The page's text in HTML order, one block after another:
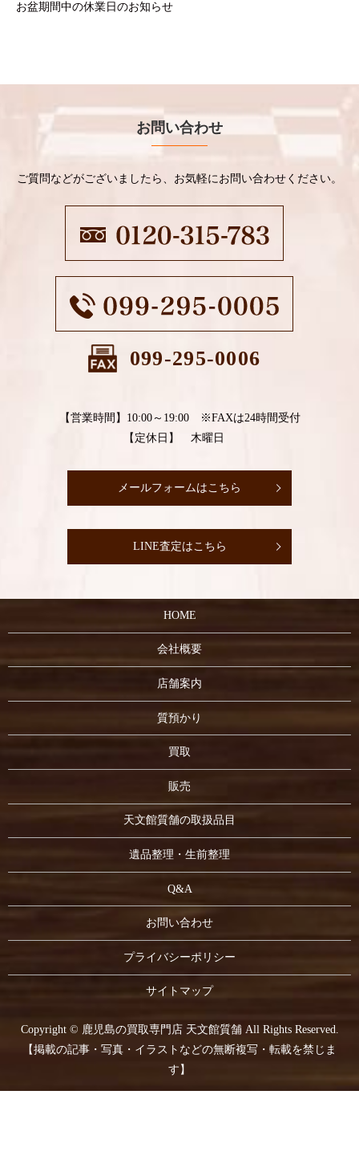
お盆期間中の休業日のお知らせ
お問い合わせ
ご質問などがございましたら、お気軽にお問い合わせください。
099-295-0006
【営業時間】10:00～19:00 ※FAXは24時間受付
【定休日】 木曜日
メールフォームはこちら
LINE査定はこちら
HOME
会社概要
店舗案内
質預かり
買取
販売
天文館質舗の取扱品目
遺品整理・生前整理
Q&A
お問い合わせ
プライバシーポリシー
サイトマップ
Copyright © 鹿児島の買取専門店 天文館質舗 All Rights Reserved.
【掲載の記事・写真・イラストなどの無断複写・転載を禁じま
す】